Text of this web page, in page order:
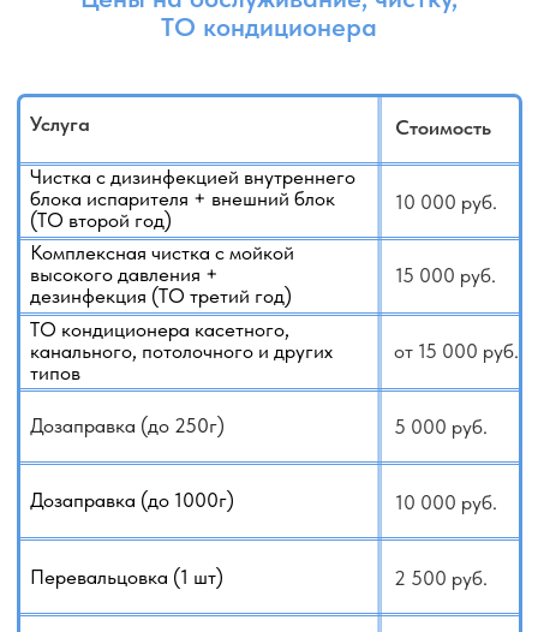
рассчитать стоимость, у нас есть услуга:
Выезд для оценки работ
+79140648798
+79647092229
WhatsApp
Telegram
Заказать услугу
Каталог кондиционеров
ВНИМАНИЕ!